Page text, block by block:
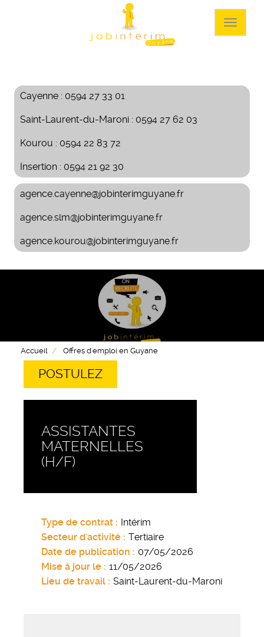
Cayenne : 0594 27 33 01
Saint-Laurent-du-Maroni : 0594 27 62 03
Kourou : 0594 22 83 72
Insertion : 0594 21 92 30
agence.cayenne@jobinterimguyane.fr
agence.slm@jobinterimguyane.fr
agence.kourou@jobinterimguyane.fr
Toggle
Accueil Offres d'emploi en Guyane
POSTULEZ
ASSISTANTES
MATERNELLES
(H/F)
Type de contrat
Intérim
Secteur d'activité
Tertiaire
Date de publication
07/05/2026
Mise à jour le
11/05/2026
Lieu de travail
Saint-Laurent-du-Maroni